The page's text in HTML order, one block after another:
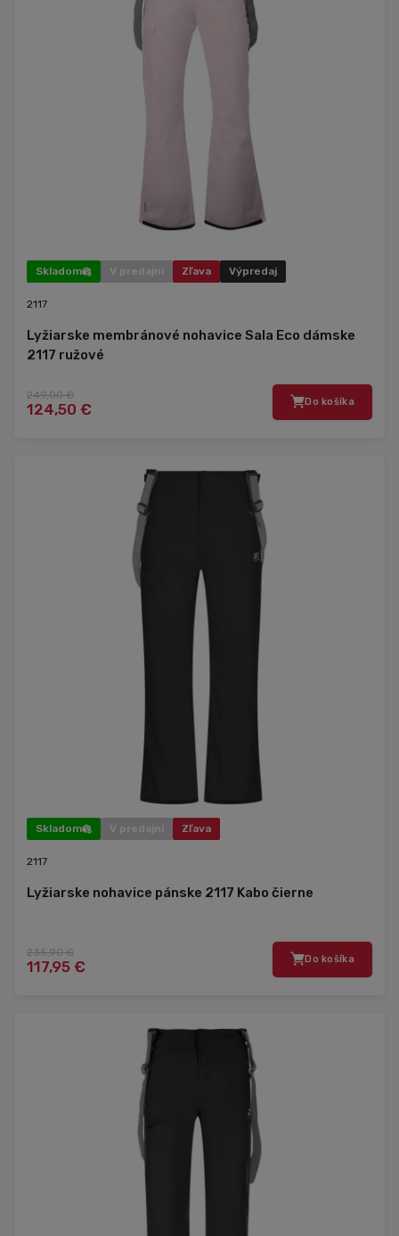
Skladom V predajni Zľava Výpredaj
2117
Lyžiarske membránové nohavice Sala Eco dámske
2117 ružové
249,00 €
124,50 € Do košíka
Skladom V predajni Zľava
2117
Lyžiarske nohavice pánske 2117 Kabo čierne
235,90 €
117,95 € Do košíka